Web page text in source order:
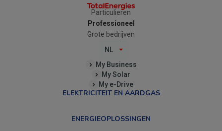
Particulieren
Professioneel
Grote bedrijven
NL
My Business
My Solar
My e-Drive
ELEKTRICITEIT EN AARDGAS
ENERGIEOPLOSSINGEN